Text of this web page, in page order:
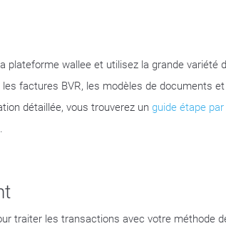
plateforme wallee et utilisez la grande variété
factures BVR, les modèles de documents et
détaillée, vous trouverez un guide étape
traiter les transactions avec votre méthode